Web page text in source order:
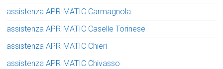
assistenza APRIMATIC Carmagnola
assistenza APRIMATIC Caselle Torinese
assistenza APRIMATIC Chieri
assistenza APRIMATIC Chivasso